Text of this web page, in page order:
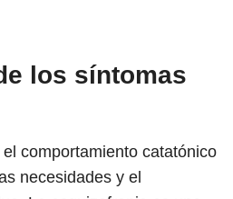
los síntomas
comportamiento catatónico
necesidades y el